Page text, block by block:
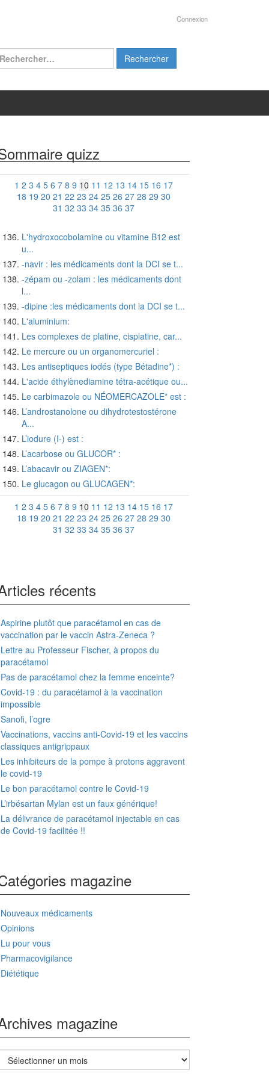
Connexion
:
quizz
1 2 3 4 5 6 7 8 9 10 11 12 13 14 15 16 17
18 19 20 21 22 23 24 25 26 27 28 29 30
31 32 33 34 35 36 37
L'hydroxocobolamine ou vitamine B12 est
u...
-navir : les médicaments dont la DCI se t...
-zépam ou -zolam : les médicaments dont
l...
-dipine :les médicaments dont la DCI se t...
L'aluminium:
Les complexes de platine, cisplatine, car...
Le mercure ou un organomercuriel :
Les antiseptiques iodés (type Bétadine*) :
L'acide éthylènediamine tétra-acétique ou...
Le carbimazole ou NÉOMERCAZOLE* est :
L’androstanolone ou dihydrotestostérone
A...
L’iodure (I-) est :
L’acarbose ou GLUCOR* :
L’abacavir ou ZIAGEN*:
Le glucagon ou GLUCAGEN*:
1 2 3 4 5 6 7 8 9 10 11 12 13 14 15 16 17
18 19 20 21 22 23 24 25 26 27 28 29 30
31 32 33 34 35 36 37
récents
Aspirine plutôt que paracétamol en cas de
vaccination par le vaccin Astra-Zeneca ?
Lettre au Professeur Fischer, à propos du
paracétamol
Pas de paracétamol chez la femme enceinte?
Covid-19 : du paracétamol à la vaccination
impossible
Sanofi, l’ogre
Vaccinations, vaccins anti-Covid-19 et les vaccins
classiques antigrippaux
Les inhibiteurs de la pompe à protons aggravent
le covid-19
Le bon paracétamol contre le Covid-19
L’irbésartan Mylan est un faux générique!
La délivrance de paracétamol injectable en cas
de Covid-19 facilitée !!
magazine
Nouveaux médicaments
Opinions
Lu pour vous
Pharmacovigilance
Diététique
magazine
Archives